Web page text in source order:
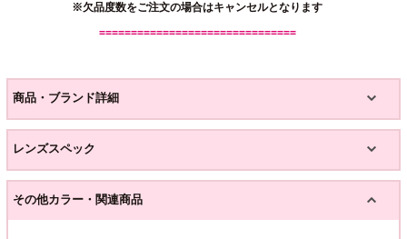
※欠品度数をご注文の場合はキャンセルとなります
===============================
商品・ブランド詳細
レンズスペック
その他カラー・関連商品